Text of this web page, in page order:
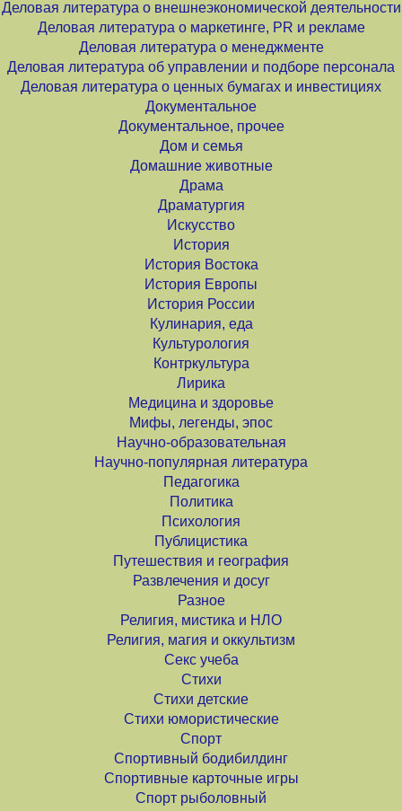
Деловая литература о внешнеэкономической деятельности
Деловая литература о маркетинге, PR и рекламе
Деловая литература о менеджменте
Деловая литература об управлении и подборе персонала
Деловая литература о ценных бумагах и инвестициях
Документальное
Документальное, прочее
Дом и семья
Домашние животные
Драма
Драматургия
Искусство
История
История Востока
История Европы
История России
Кулинария, еда
Культурология
Контркультура
Лирика
Медицина и здоровье
Мифы, легенды, эпос
Научно-образовательная
Научно-популярная литература
Педагогика
Политика
Психология
Публицистика
Путешествия и география
Развлечения и досуг
Разное
Религия, мистика и НЛО
Религия, магия и оккультизм
Секс учеба
Стихи
Стихи детские
Стихи юмористические
Спорт
Спортивный бодибилдинг
Спортивные карточные игры
Спорт рыболовный